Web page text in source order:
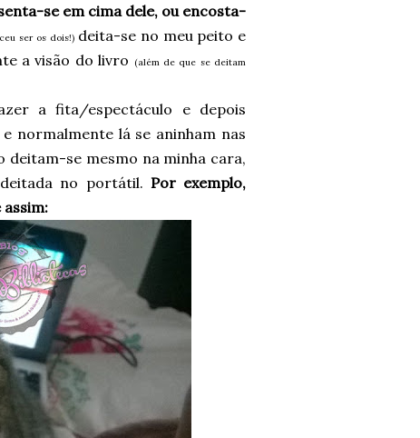
se em cima dele, ou encosta-
ser os dois!)deita-se no meu peito e
a visão do livro
(além de que se deitam
a fita/espectáculo e depois
normalmente lá se aninham nas
deitam-se mesmo na minha cara,
no portátil. Por exemplo,